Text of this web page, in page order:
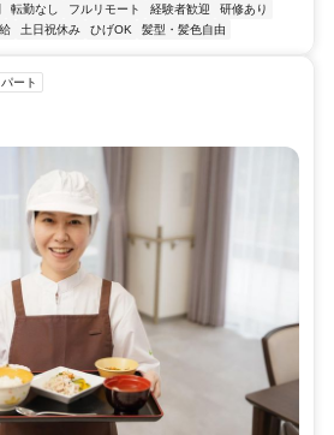
転勤なし フルリモート 経験者歓迎
研修あり
土日祝休み ひげOK 髪型・髪色自由
ート